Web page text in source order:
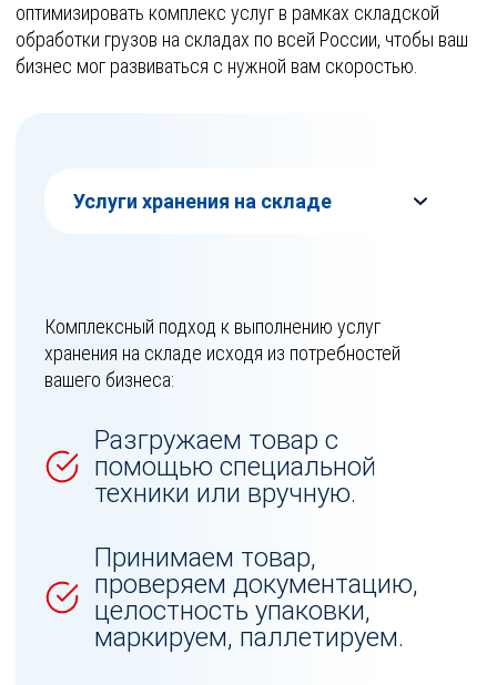
оптимизировать комплекс услуг в рамках складской
обработки грузов на складах по всей России, чтобы ваш
бизнес мог развиваться с нужной вам скоростью.
Комплексный подход к выполнению услуг
хранения на складе исходя из потребностей
вашего бизнеса:
Разгружаем товар с
помощью специальной
техники или вручную.
Принимаем товар,
проверяем документацию,
целостность упаковки,
маркируем, паллетируем.